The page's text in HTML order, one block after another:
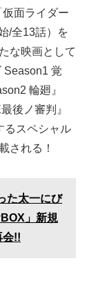
面ライダー
/全13話）を
な映画として
Season1 覚
輪廻』
後ノ審判』
るスペシャル
される！
た太一にび
」新規
会!!